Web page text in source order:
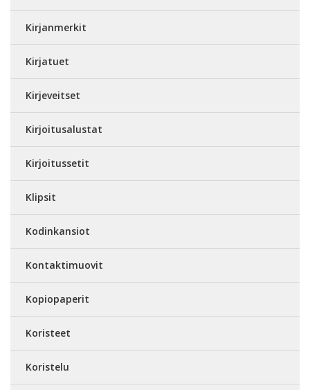
Kirjanmerkit
Kirjatuet
Kirjeveitset
Kirjoitusalustat
Kirjoitussetit
Klipsit
Kodinkansiot
Kontaktimuovit
Kopiopaperit
Koristeet
Koristelu